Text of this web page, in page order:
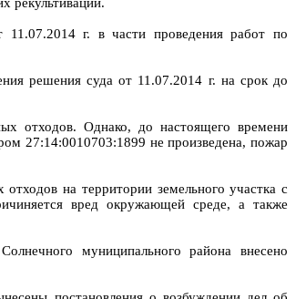
г. в части проведения работ по
решения суда от 11.07.2014 г. на срок до
отходов. Однако, до настоящего времени
27:14:0010703:1899 не произведена, пожар
на территории земельного участка с
вред окружающей среде, а также
муниципального района внесено